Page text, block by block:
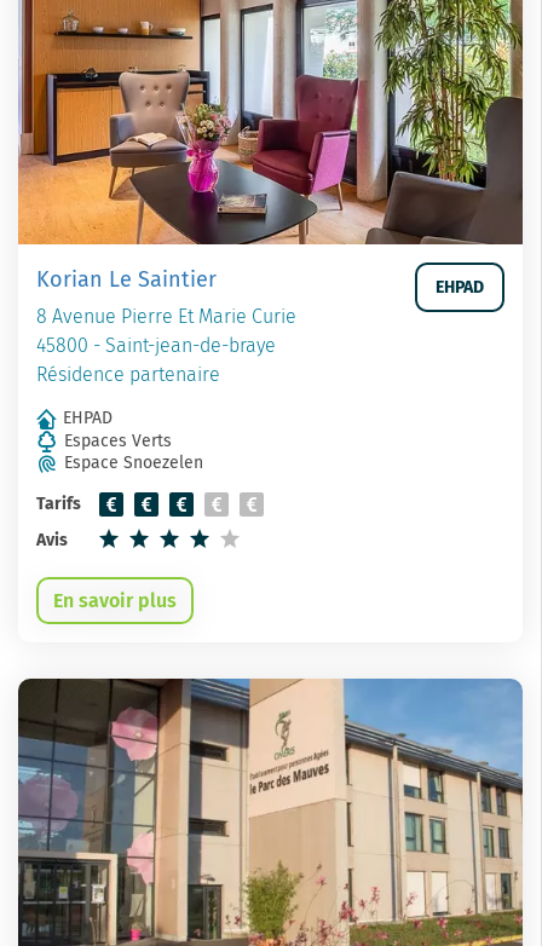
Korian Le Saintier
8 Avenue Pierre Et Marie Curie
45800 - Saint-jean-de-braye
Résidence partenaire
EHPAD
EHPAD
Espaces Verts
Espace Snoezelen
Tarifs
Avis
En savoir plus